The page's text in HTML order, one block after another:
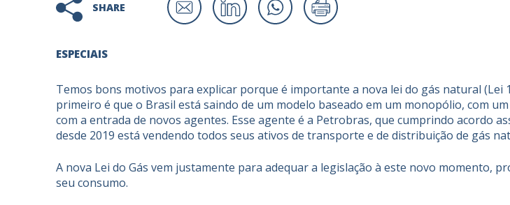
SHARE
ESPECIAIS
Temos bons motivos para explicar porque é importante a nova lei do gás natural (Lei
primeiro é que o Brasil está saindo de um modelo baseado em um monopólio, com
com a entrada de novos agentes. Esse agente é a Petrobras, que cumprindo acordo
desde 2019 está vendendo todos seus ativos de transporte e de distribuição de gás
A nova Lei do Gás vem justamente para adequar a legislação à este novo momento,
seu consumo.